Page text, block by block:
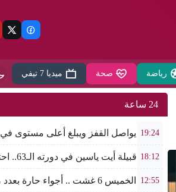
رياضة صحة ميديا 7 تيفي
24 ساعة
19:24
الذهب يواصل القفز ويبلغ أعلى مستوى في 7 أسابيع مدعوماً بتراجع الدولار وانخفاض عوائد السندات
18:12
ملتقى قبيلة أيت ياسين في دورته الـ63.. احتفاء بالتراث وتجديد لروح الانتماء الوطني
12:55
طقس الخميس 6 غشت .. أجواء حارة بعدد من مناطق المملكة